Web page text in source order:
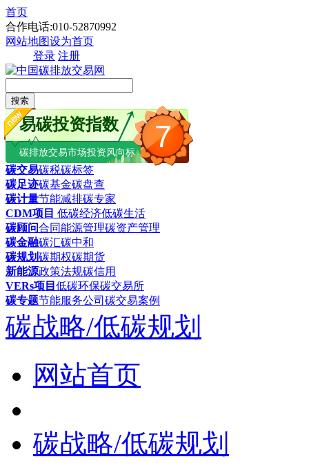
首页
合作电话:010-52870992
网站地图设为首页
登录 注册
搜索
7
易碳投资指数
碳排放交易市场投资风向标
碳交易碳税碳标签
碳足迹碳基金碳盘查
碳计量节能减排碳专家
CDM项目 低碳经济低碳生活
碳顾问合同能源管理碳资产管理
碳金融碳汇碳中和
碳规划碳期权碳期货
新能源政策法规碳信用
VERs项目 低碳环保碳交易所
碳专题节能服务公司 碳交易案例
碳战略/低碳规划
网站首页
碳战略/低碳规划